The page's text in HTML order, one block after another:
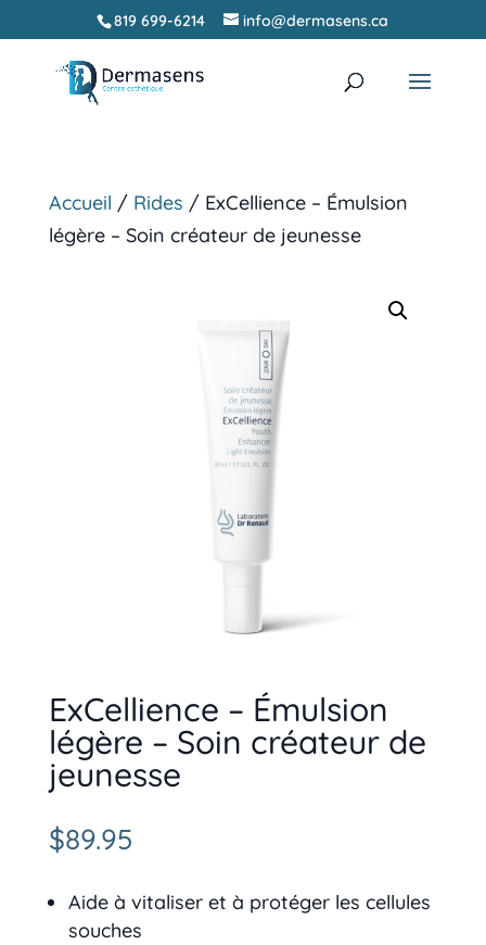
819 699-6214 info@dermasens.ca
Accueil / Rides / ExCellience – Émulsion
légère – Soin créateur de jeunesse
ExCellience – Émulsion
légère – Soin créateur de
jeunesse
$89.95
Aide à vitaliser et à protéger les cellules
souches